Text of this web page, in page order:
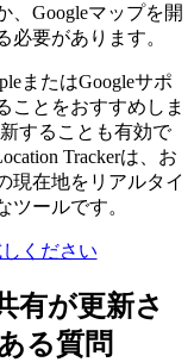
、Googleマップを開
要があります。
またはGoogleサポ
ことをおすすめしま
することも有効で
Trackerは、お
現在地をリアルタイ
ツールです。
ください
有が更新さ
る質問